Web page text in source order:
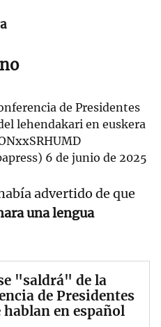
de Presidentes
lehendakari en euskera
6 de junio de 2025
advertido de que
una lengua
"saldrá" de la
de Presidentes
hablan en español